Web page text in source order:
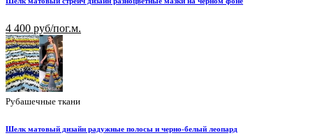
4 400 руб/пог.м.
Рубашечные ткани
Шелк матовый дизайн радужные полосы и черно-белый леопард